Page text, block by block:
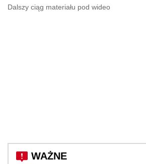
Dalszy ciąg materiału pod wideo